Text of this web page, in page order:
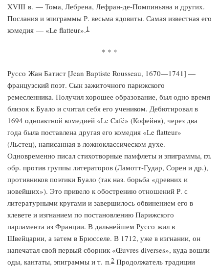
XVIII в. — Тома, Лебрена, Лефран-де-Помпиньяна и других.
Послания и эпиграммы Р. весьма ядовиты. Самая известная его
комедия — «Le flatteur».1
* * *
Руссо Жан Батист [Jean Baptiste Rousseau, 1670—1741] —
французский поэт. Сын зажиточного парижского
ремесленника. Получил хорошее образование, был одно время
близок к Буало и считал себя его учеником. Дебютировал в
1694 одноактной комедией «Le Café» (Кофейня), через два
года была поставлена другая его комедия «Le flatteur»
(Льстец), написанная в ложноклассическом духе.
Одновременно писал стихотворные памфлеты и эпиграммы, гл.
обр. против группы литераторов (Ламотт-Гудар, Сорен и др.),
противников поэтики Буало (так наз. борьба «древних и
новейших»). Это привело к обострению отношений Р. с
литературными кругами и завершилось обвинением его в
клевете и изгнанием по постановлению Парижского
парламента из Франции. В дальнейшем Руссо жил в
Швейцарии, а затем в Брюсселе. В 1712, уже в изгнании, он
напечатал свой первый сборник «Œuvres diverses», куда вошли
оды, кантаты, эпиграммы и т. п.2 Продолжатель традиции